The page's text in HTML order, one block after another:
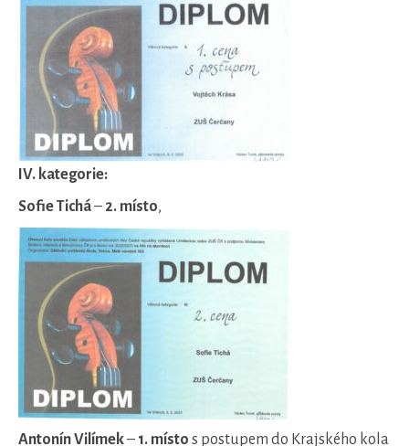
IV. kategorie:
Sofie Tichá– 2. místo,
Antonín Vilímek– 1. místo s postupem do Krajského kola